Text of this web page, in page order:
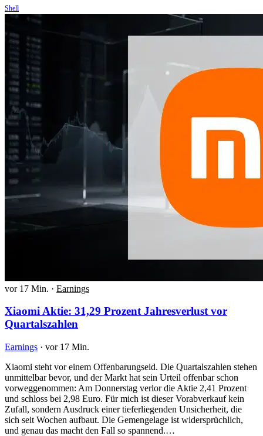
Shell
vor 17 Min. · Earnings
Xiaomi Aktie: 31,29 Prozent Jahresverlust vor
Quartalszahlen
Earnings · vor 17 Min.
Xiaomi steht vor einem Offenbarungseid. Die Quartalszahlen stehen
unmittelbar bevor, und der Markt hat sein Urteil offenbar schon
vorweggenommen: Am Donnerstag verlor die Aktie 2,41 Prozent
und schloss bei 2,98 Euro. Für mich ist dieser Vorabverkauf kein
Zufall, sondern Ausdruck einer tieferliegenden Unsicherheit, die
sich seit Wochen aufbaut. Die Gemengelage ist widersprüchlich,
und genau das macht den Fall so spannend.…